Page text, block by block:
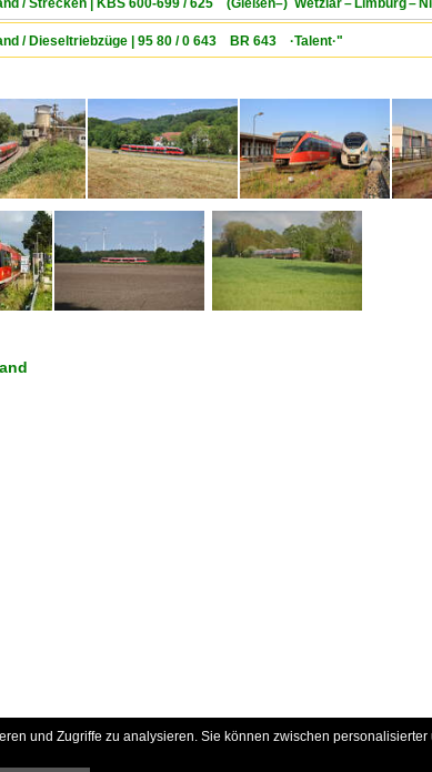
/ Dieseltriebzüge | 95 80 / 0 643 BR 643 ·Talent·"
und Zugriffe zu analysieren. Sie können zwischen